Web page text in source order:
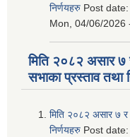
निर्णयहरु Post date:
Mon, 04/06/2026
मिति २०८२ असार
सभाका प्रस्ताव तथा
मिति २०८२ असार ७
निर्णयहरु Post date: